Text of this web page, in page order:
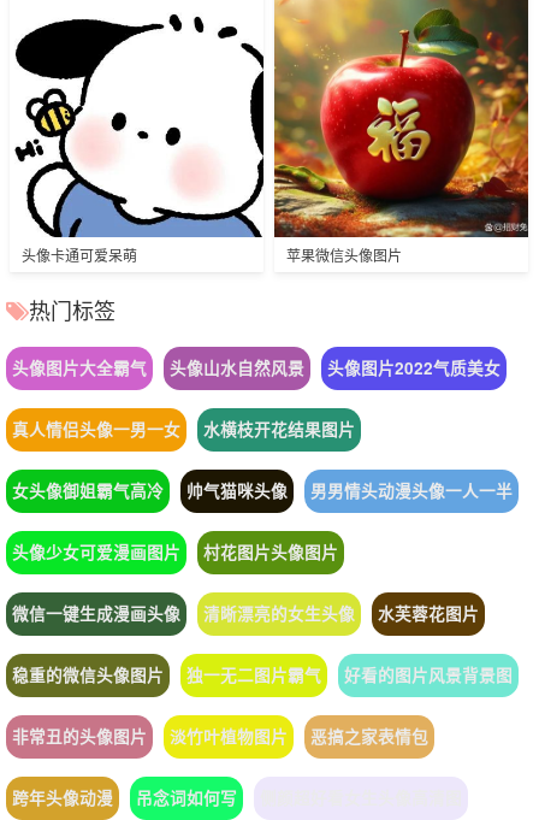
头像卡通可爱呆萌 苹果微信头像图片
热门标签
头像图片大全霸气 头像山水自然风景 头像图片2022气质美女
真人情侣头像一男一女 水横枝开花结果图片
女头像御姐霸气高冷 帅气猫咪头像 男男情头动漫头像一人一半
头像少女可爱漫画图片 村花图片头像图片
微信一键生成漫画头像 清晰漂亮的女生头像 水芙蓉花图片
稳重的微信头像图片 独一无二图片霸气 好看的图片风景背景图
非常丑的头像图片 淡竹叶植物图片 恶搞之家表情包
跨年头像动漫 吊念词如何写